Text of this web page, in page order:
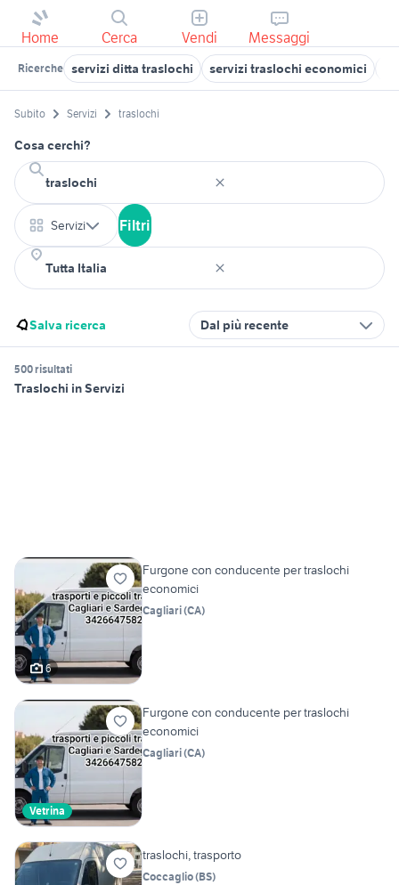
Home Cerca Vendi Messaggi
Ricerche servizi ditta traslochi servizi traslochi economici
Subito Servizi traslochi
Cosa cerchi?
Servizi Filtri
Salva ricerca Dal più recente
500 risultati
Traslochi in Servizi
6
Furgone con conducente per traslochi
economici
Cagliari(CA)
Vetrina
Furgone con conducente per traslochi
economici
Cagliari(CA)
traslochi, trasporto
Coccaglio(BS)